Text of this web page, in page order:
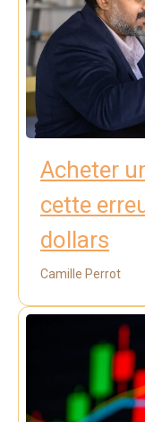
Acheter
cette
dollars
Camille Perrot